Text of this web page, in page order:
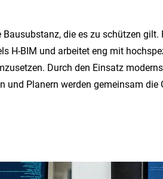
die es zu schützen
H-BIM und arbeitet eng mit
Durch den Einsatz
und Planern werden gemeinsam die